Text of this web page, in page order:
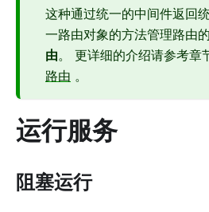
这种通过统一的中间件返回
一路由对象的方法管理路由
由。 更详细的介绍请参考章
路由 。
运行服务
阻塞运行